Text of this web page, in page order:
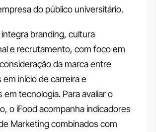
do público universitário.
branding, cultura
e recrutamento, com foco em
da marca entre
em início de carreira e
em tecnologia. Para avaliar o
o iFood acompanha indicadores
Marketing combinados com